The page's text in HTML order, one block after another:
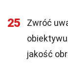
25
Zwróć
jakość